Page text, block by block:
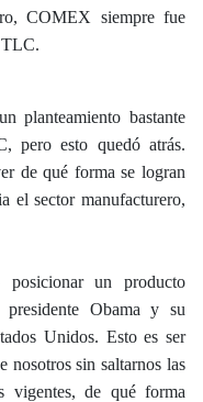
COMEX siempre fue
TLC.
planteamiento bastante
pero esto quedó atrás.
de qué forma se logran
el sector manufacturero,
posicionar un producto
Obama y su
Unidos. Esto es ser
nosotros sin saltarnos las
vigentes, de qué forma